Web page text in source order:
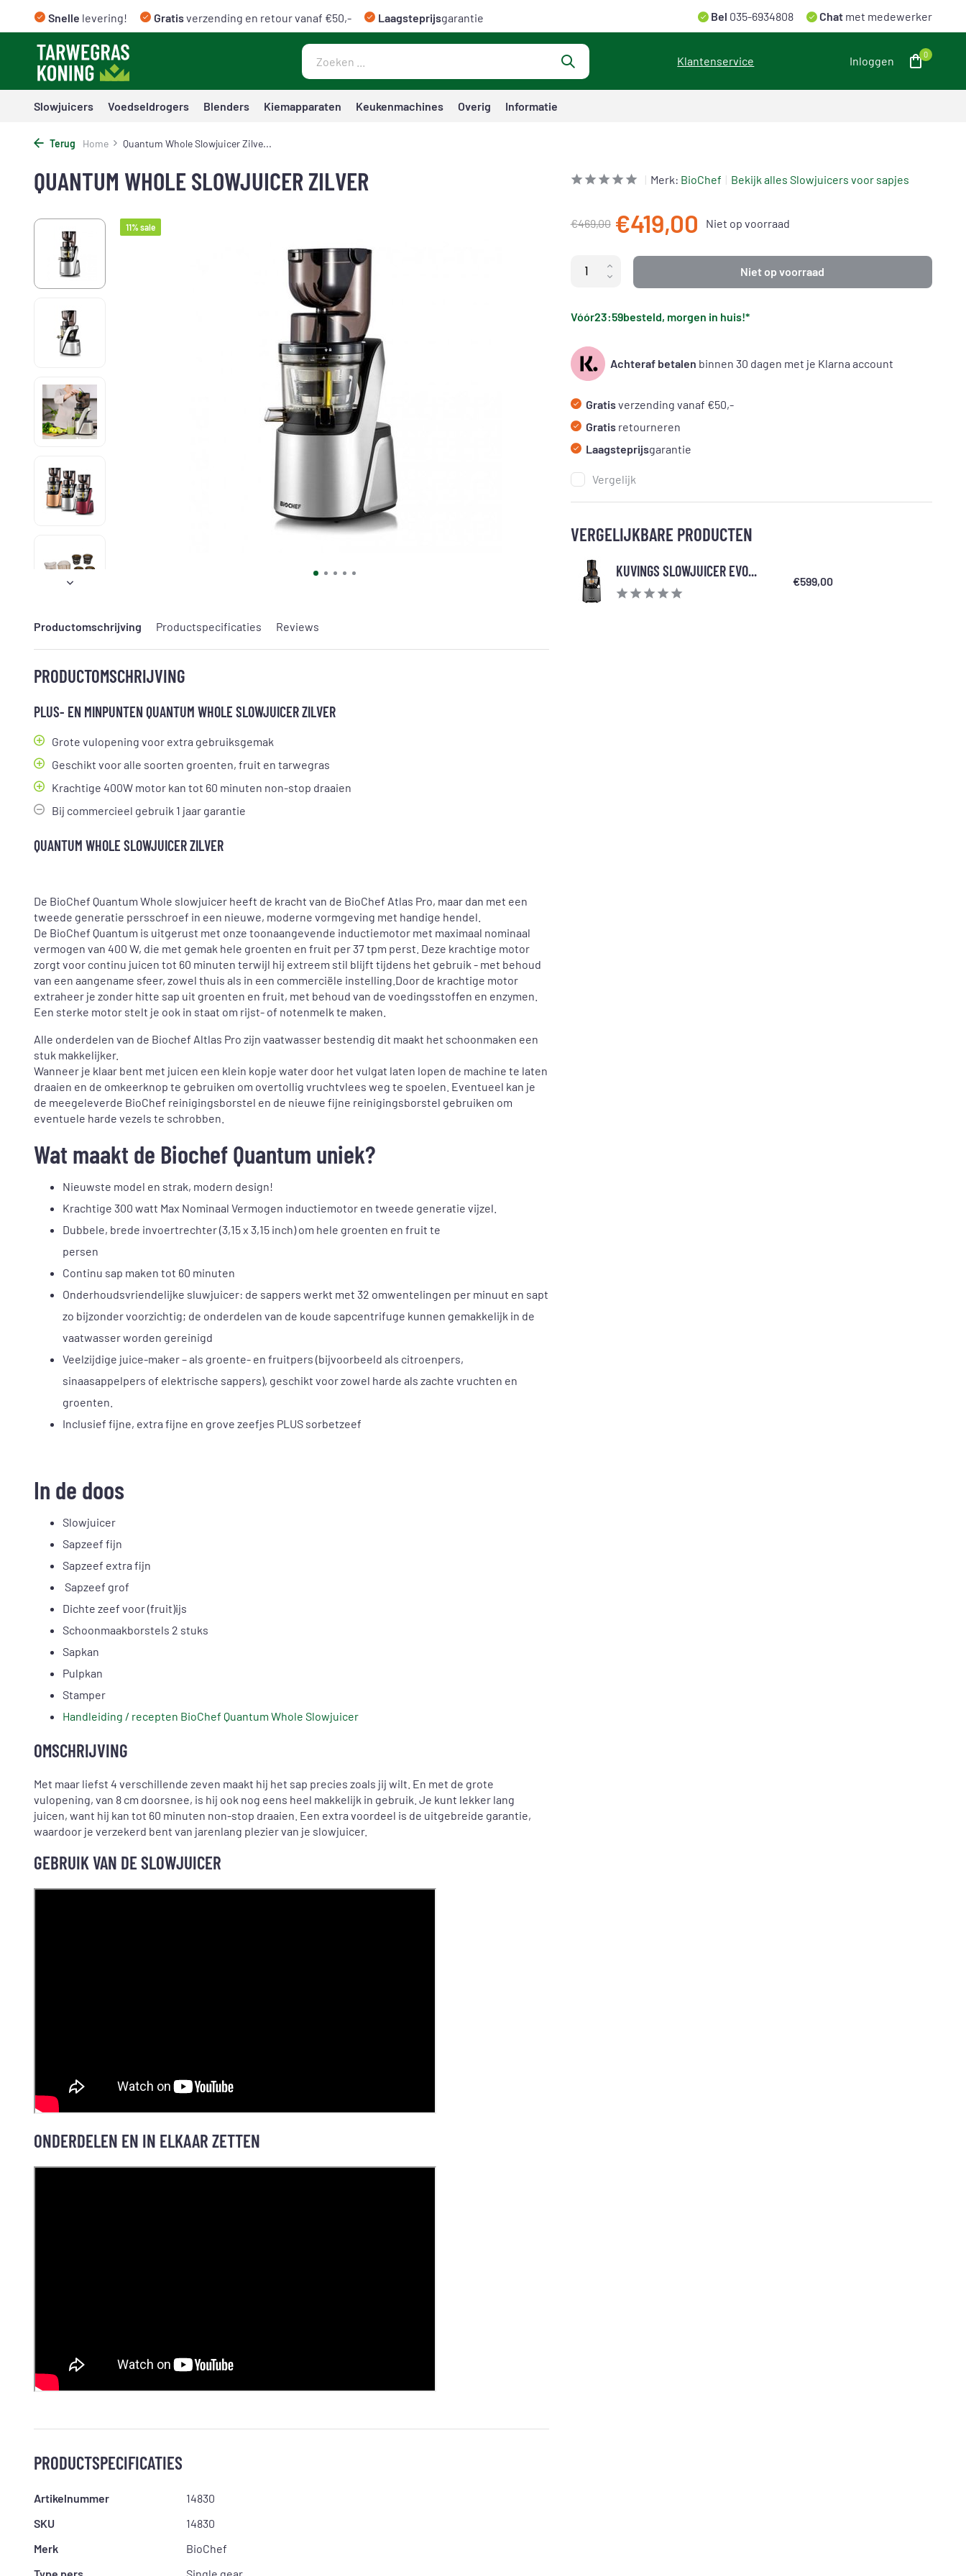
Snelle levering! Gratisverzending en retour vanaf €50,- Laagsteprijsgarantie Bel 035-6934808 Chat met medewerker
Klantenservice Inloggen 0
Slowjuicers Voedseldrogers Blenders Kiemapparaten Keukenmachines Overig Informatie
Terug Home Quantum Whole Slowjuicer Zilve...
QUANTUM WHOLE SLOWJUICER ZILVER
11% sale
Productomschrijving Productspecificaties Reviews
PRODUCTOMSCHRIJVING
PLUS- EN MINPUNTEN QUANTUM WHOLE SLOWJUICER ZILVER
Grote vulopening voor extra gebruiksgemak
Geschikt voor alle soorten groenten, fruit en tarwegras
Krachtige 400W motor kan tot 60 minuten non-stop draaien
Bij commercieel gebruik 1 jaar garantie
QUANTUM WHOLE SLOWJUICER ZILVER
De BioChef Quantum Whole slowjuicer heeft de kracht van de BioChef Atlas Pro, maar dan met een
tweede generatie persschroef in een nieuwe, moderne vormgeving met handige hendel.
De BioChef Quantum is uitgerust met onze toonaangevende inductiemotor met maximaal nominaal
vermogen van 400 W, die met gemak hele groenten en fruit per 37 tpm perst. Deze krachtige motor
zorgt voor continu juicen tot 60 minuten terwijl hij extreem stil blijft tijdens het gebruik - met behoud
van een aangename sfeer, zowel thuis als in een commerciële instelling.Door de krachtige motor
extraheer je zonder hitte sap uit groenten en fruit, met behoud van de voedingsstoffen en enzymen.
Een sterke motor stelt je ook in staat om rijst- of notenmelk te maken.
Alle onderdelen van de Biochef Altlas Pro zijn vaatwasser bestendig dit maakt het schoonmaken een
stuk makkelijker.
Wanneer je klaar bent met juicen een klein kopje water door het vulgat laten lopen de machine te laten
draaien en de omkeerknop te gebruiken om overtollig vruchtvlees weg te spoelen. Eventueel kan je
de meegeleverde BioChef reinigingsborstel en de nieuwe fijne reinigingsborstel gebruiken om
eventuele harde vezels te schrobben.
Wat maakt de Biochef Quantum uniek?
Nieuwste model en strak, modern design!
Krachtige 300 watt Max Nominaal Vermogen inductiemotor en tweede generatie vijzel.
Dubbele, brede invoertrechter (3,15 x 3,15 inch) om hele groenten en fruit te
persen
Continu sap maken tot 60 minuten
Onderhoudsvriendelijke sluwjuicer: de sappers werkt met 32 omwentelingen per minuut en sapt
zo bijzonder voorzichtig; de onderdelen van de koude sapcentrifuge kunnen gemakkelijk in de
vaatwasser worden gereinigd
Veelzijdige juice-maker – als groente- en fruitpers (bijvoorbeeld als citroenpers,
sinaasappelpers of elektrische sappers), geschikt voor zowel harde als zachte vruchten en
groenten.
Inclusief fijne, extra fijne en grove zeefjes PLUS sorbetzeef
In de doos
Slowjuicer
Sapzeef fijn
Sapzeef extra fijn
Sapzeef grof
Dichte zeef voor (fruit)ijs
Schoonmaakborstels 2 stuks
Sapkan
Pulpkan
Stamper
Handleiding / recepten BioChef Quantum Whole Slowjuicer
OMSCHRIJVING
Met maar liefst 4 verschillende zeven maakt hij het sap precies zoals jij wilt. En met de grote
vulopening, van 8 cm doorsnee, is hij ook nog eens heel makkelijk in gebruik. Je kunt lekker lang
juicen, want hij kan tot 60 minuten non-stop draaien. Een extra voordeel is de uitgebreide garantie,
waardoor je verzekerd bent van jarenlang plezier van je slowjuicer.
GEBRUIK VAN DE SLOWJUICER
ONDERDELEN EN IN ELKAAR ZETTEN
PRODUCTSPECIFICATIES
Artikelnummer
14830
SKU
14830
Merk
BioChef
Merk: BioChef Bekijk alles Slowjuicers voor sapjes
€469,00 €419,00 Niet op voorraad
Niet op voorraad
Vóór23:59besteld, morgen in huis!*
Achteraf betalen binnen 30 dagen met je Klarna account
Gratisverzending vanaf €50,-
Gratisretourneren
Laagsteprijsgarantie
Vergelijk
VERGELIJKBARE PRODUCTEN
KUVINGS SLOWJUICER EVO...
€599,00